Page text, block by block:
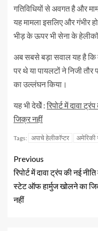
गतिविधियों से अवगत है और
यह मामला इसलिए और गंभीर
भीड़ के ऊपर भी सेना के
अब सबसे बड़ा सवाल यह है कि
पर थे या पायलटों ने निजी
का उल्लंघन किया।
यह भी देखेें :रिपोर्ट में दावा
जिक्र नहीं
Tags: अपाचे हेलीकाॅप्टर अमेरिकी
Previous
रिपोर्ट में दावा ट्रंप की नई
स्टेट ऑफ हार्मुज खोलने का
नहीं